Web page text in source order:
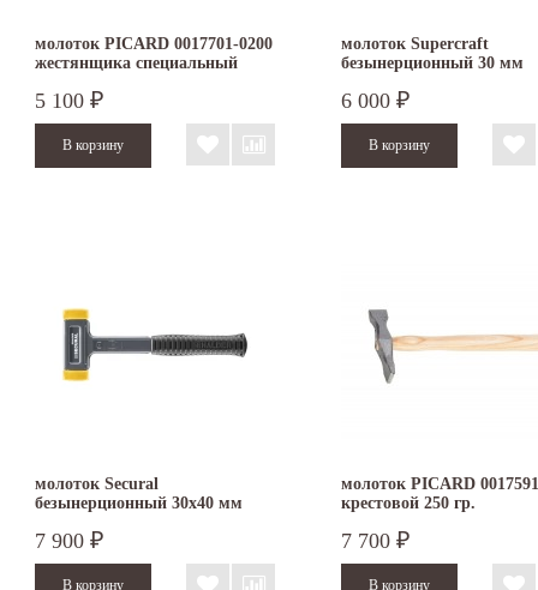
молоток PICARD 0017701-0200
жестянщика специальный
5 100 ₽
молоток Supercraft
безынерционный 30 мм
6 000 ₽
молоток Secural
безынерционный 30х40 мм
7 900 ₽
молоток PICARD 0017591
крестовой 250 гр.
7 700 ₽